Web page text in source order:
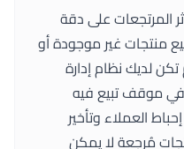
المرتجعات على دقة
منتجات غير موجودة أو
لديك نظام إدارة
موقف تبيع فيه
العملاء وتأخير
مُرجعة لا يمكن